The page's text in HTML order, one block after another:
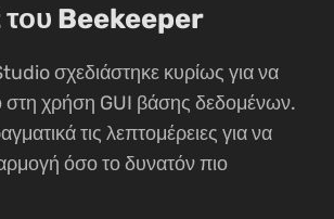
Beekeeper
σχεδιάστηκε κυρίως για να
στη χρήση GUI βάσης δεδομένων.
τις λεπτομέρειες για να
όσο το δυνατόν πιο